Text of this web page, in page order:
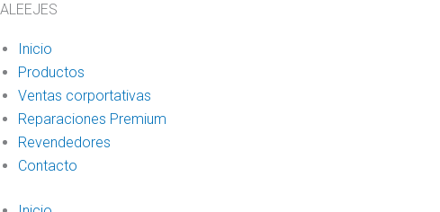
ALEEJES
Inicio
Productos
Ventas corportativas
Reparaciones Premium
Revendedores
Contacto
Fit,
trasero
cantidad